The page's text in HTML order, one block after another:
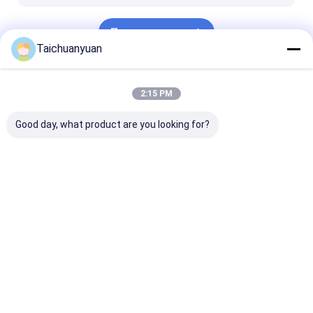
Продолжать
Taichuanyuan
2:15 PM
Good day, what product are you looking for?